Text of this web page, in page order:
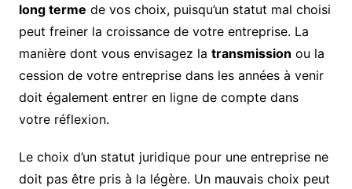
long terme de vos choix, puisqu’un statut mal choisi
peut freiner la croissance de votre entreprise. La
manière dont vous envisagez la transmission ou la
cession de votre entreprise dans les années à venir
doit également entrer en ligne de compte dans
votre réflexion.
Le choix d’un statut juridique pour une entreprise ne
doit pas être pris à la légère. Un mauvais choix peut